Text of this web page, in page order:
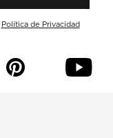
Política de Privacidad
p y